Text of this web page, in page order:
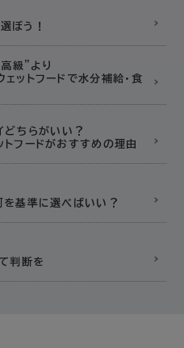
フラワー パピヨン
ツァ10 マインドアップ
ツ ワイルドランド
ぼう！
高級”より
ットフードで水分補給・食
どちらがいい？
フードがおすすめの理由
を基準に選べばいい？
判断を